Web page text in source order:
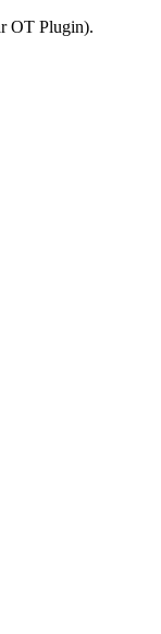
OT Plugin).